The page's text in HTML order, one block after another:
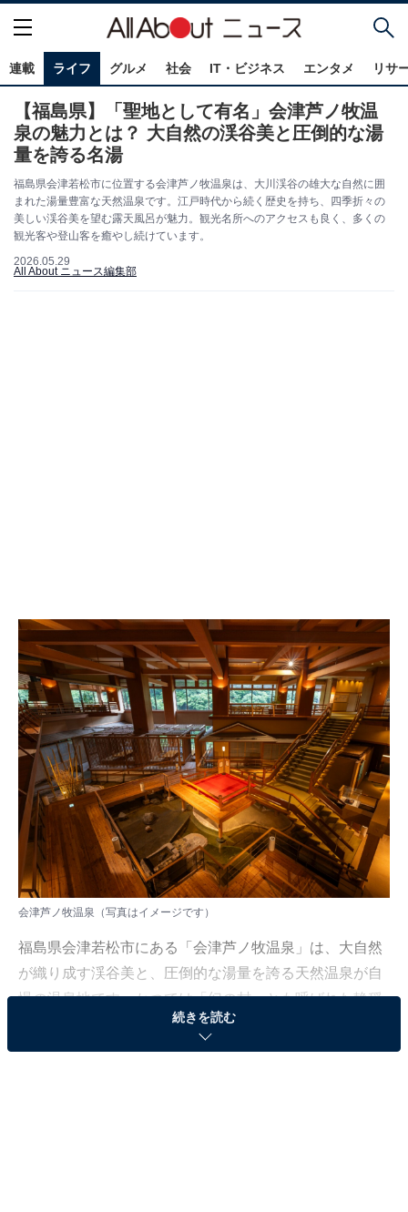
連載 ライフ グルメ 社会 IT・ビジネス エンタメ リサ
【福島県】「聖地として有名」会津芦ノ牧温
泉の魅力とは？ 大自然の渓谷美と圧倒的な湯
量を誇る名湯
福島県会津若松市に位置する会津芦ノ牧温泉は、大川渓谷の雄大な自然に囲
まれた湯量豊富な天然温泉です。江戸時代から続く歴史を持ち、四季折々の
美しい渓谷美を望む露天風呂が魅力。観光名所へのアクセスも良く、多くの
観光客や登山客を癒やし続けています。
2026.05.29
All About ニュース編集部
会津芦ノ牧温泉（写真はイメージです）
福島県会津若松市にある「会津芦ノ牧温泉」は、大自然
が織り成す渓谷美と、圧倒的な湯量を誇る天然温泉が自
慢の温泉地です。かつては「幻の村」とも呼ばれた静穏
な佇まいを残しながらも、会津若松市内から車で約25分
というアクセスの良さを兼ね備えています。
続きを読む